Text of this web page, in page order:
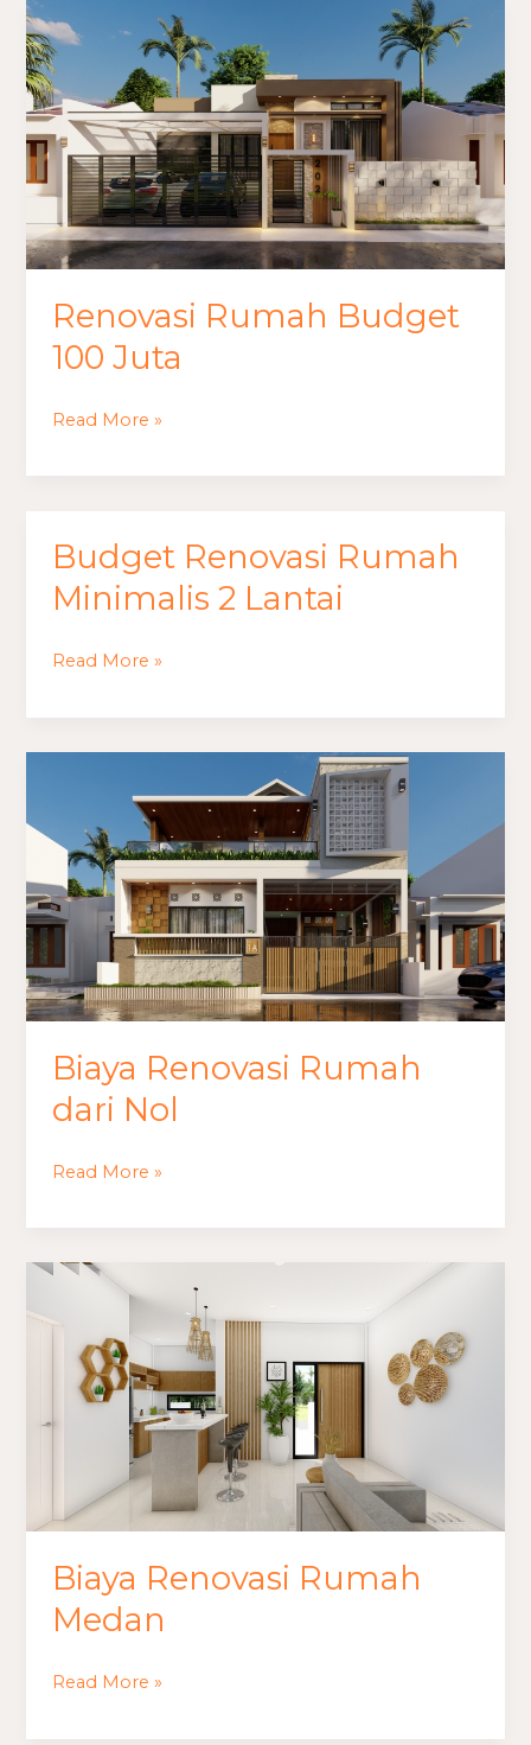
Renovasi Rumah Budget
100 Juta
Rumah
Budget
100
Juta
Read More »
Budget Renovasi Rumah
Minimalis 2 Lantai
Budget
Renovasi
Rumah
Read More »
Biaya Renovasi Rumah
dari Nol
Rumah
dari
Nol
Read More »
Biaya Renovasi Rumah
Medan
Biaya
Rumah
Medan
Read More »